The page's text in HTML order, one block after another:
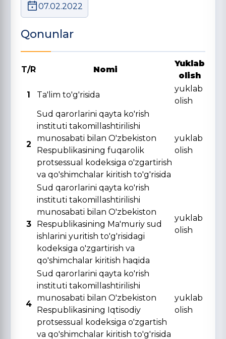
07.02.2022
Qonunlar
T/R Nomi
Yuklab
olish
1
Ta'lim to'g'risida
yuklab
olish
2
Sud qarorlarini qayta ko'rish
instituti takomillashtirilishi
munosabati bilan O'zbekiston
Respublikasining fuqarolik
protsessual kodeksiga o'zgartirish
va qo'shimchalar kiritish to'g'risida
yuklab
olish
3
Sud qarorlarini qayta ko'rish
instituti takomillashtirilishi
munosabati bilan O'zbekiston
Respublikasining Ma'muriy sud
ishlarini yuritish to'g'risidagi
kodeksiga o'zgartirish va
qo'shimchalar kiritish haqida
yuklab
olish
4
Sud qarorlarini qayta ko'rish
instituti takomillashtirilishi
munosabati bilan O'zbekiston
Respublikasining Iqtisodiy
protsessual kodeksiga o'zgartish
va qo'shimchalar kiritish to'g'risida
yuklab
olish